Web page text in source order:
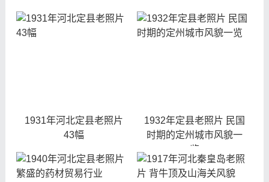
1931年河北定县老照片
43幅
1932年定县老照片 民国
时期的定州城市风貌一
览